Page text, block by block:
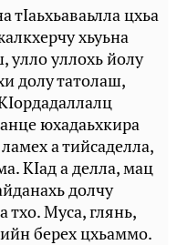
тIаьхьаваьлла цхьа
хьуьна
улло уллохь йолу
долу татолаш,
юхадаьхкира
а тийсаделла,
КIад а делла, мац
долчу
тхо. Муса, глянь,
берех цхьаммо.